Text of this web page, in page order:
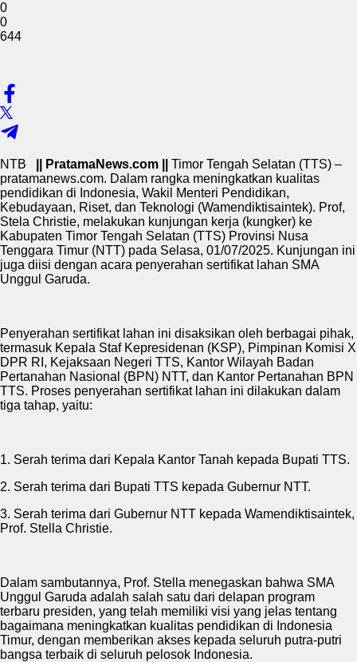
0
0
644
NTB || PratamaNews.com || Timor Tengah Selatan (TTS) –
pratamanews.com. Dalam rangka meningkatkan kualitas
pendidikan di Indonesia, Wakil Menteri Pendidikan,
Kebudayaan, Riset, dan Teknologi (Wamendiktisaintek). Prof,
Stela Christie, melakukan kunjungan kerja (kungker) ke
Kabupaten Timor Tengah Selatan (TTS) Provinsi Nusa
Tenggara Timur (NTT) pada Selasa, 01/07/2025. Kunjungan ini
juga diisi dengan acara penyerahan sertifikat lahan SMA
Unggul Garuda.
Penyerahan sertifikat lahan ini disaksikan oleh berbagai pihak,
termasuk Kepala Staf Kepresidenan (KSP), Pimpinan Komisi X
DPR RI, Kejaksaan Negeri TTS, Kantor Wilayah Badan
Pertanahan Nasional (BPN) NTT, dan Kantor Pertanahan BPN
TTS. Proses penyerahan sertifikat lahan ini dilakukan dalam
tiga tahap, yaitu:
1. Serah terima dari Kepala Kantor Tanah kepada Bupati TTS.
2. Serah terima dari Bupati TTS kepada Gubernur NTT.
3. Serah terima dari Gubernur NTT kepada Wamendiktisaintek,
Prof. Stella Christie.
Dalam sambutannya, Prof. Stella menegaskan bahwa SMA
Unggul Garuda adalah salah satu dari delapan program
terbaru presiden, yang telah memiliki visi yang jelas tentang
bagaimana meningkatkan kualitas pendidikan di Indonesia
Timur, dengan memberikan akses kepada seluruh putra-putri
bangsa terbaik di seluruh pelosok Indonesia.